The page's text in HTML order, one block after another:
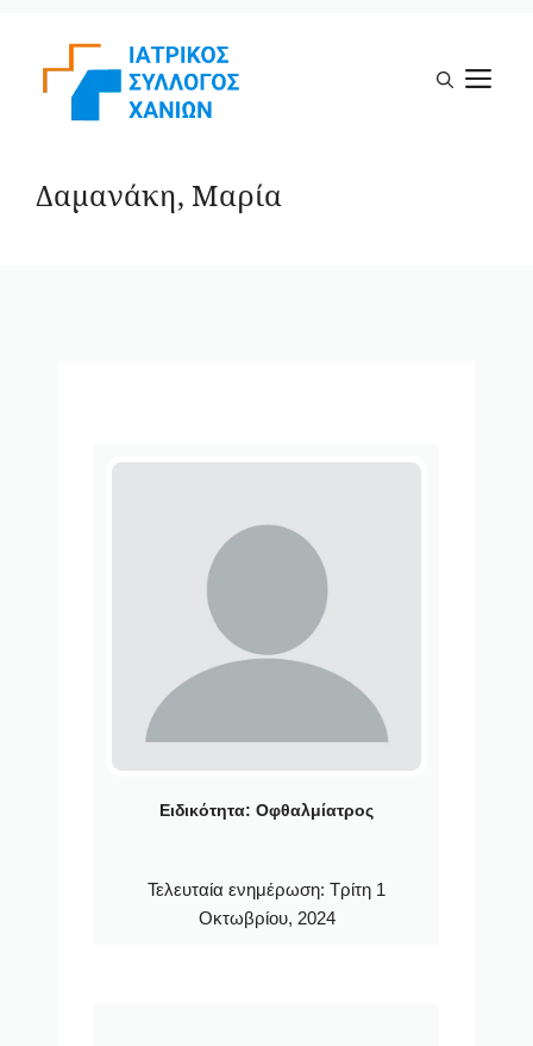
περιεχόμενο
Δαμανάκη, Μαρία
Ειδικότητα: Οφθαλμίατρος
Τελευταία ενημέρωση: Τρίτη 1
Οκτωβρίου, 2024